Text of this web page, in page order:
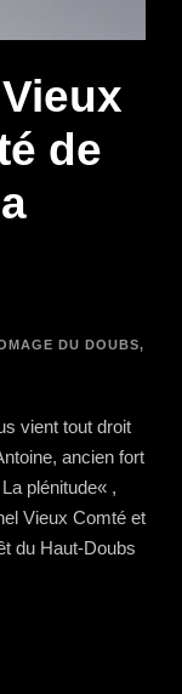
de
DU DOUBS,
vient tout droit
ancien fort
plénitude« ,
Vieux Comté et
du Haut-Doubs